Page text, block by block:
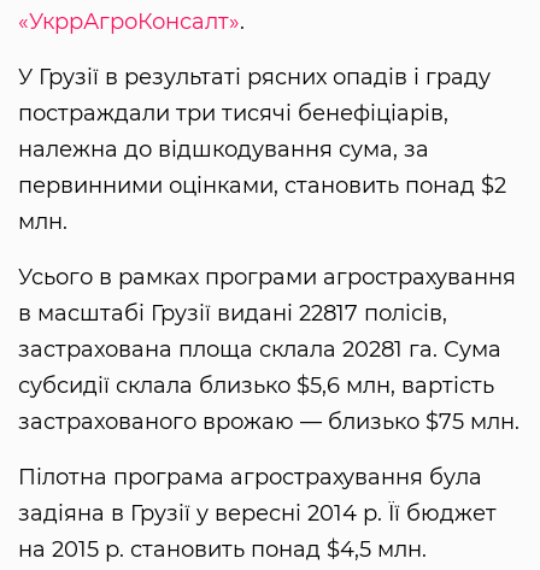
«УкррАгроКонсалт».
У Грузії в результаті рясних опадів і граду
постраждали три тисячі бенефіціарів,
належна до відшкодування сума, за
первинними оцінками, становить понад $2
млн.
Усього в рамках програми агрострахування
в масштабі Грузії видані 22817 полісів,
застрахована площа склала 20281 га. Сума
субсидії склала близько $5,6 млн, вартість
застрахованого врожаю — близько $75 млн.
Пілотна програма агрострахування була
задіяна в Грузії у вересні 2014 р. Її бюджет
на 2015 р. становить понад $4,5 млн.